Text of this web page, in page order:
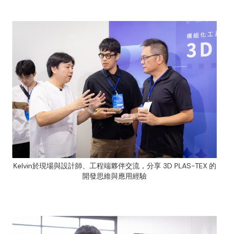
Kelvin於現場與設計師、工程端夥伴交流，分享 3D PLAS-TEX 的
開發思維與應用經驗